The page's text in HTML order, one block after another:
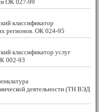
ОК 027-99
классификатор
регионов. ОК 024-95
классификатор услуг
002-93
деятельности (ТН ВЭД